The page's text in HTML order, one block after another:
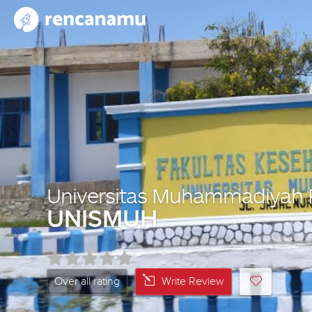
Universitas Muhammadiyah
UNISMUH
Over all rating Write Review